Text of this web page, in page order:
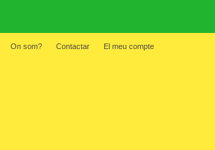
On som? Contactar El meu compte